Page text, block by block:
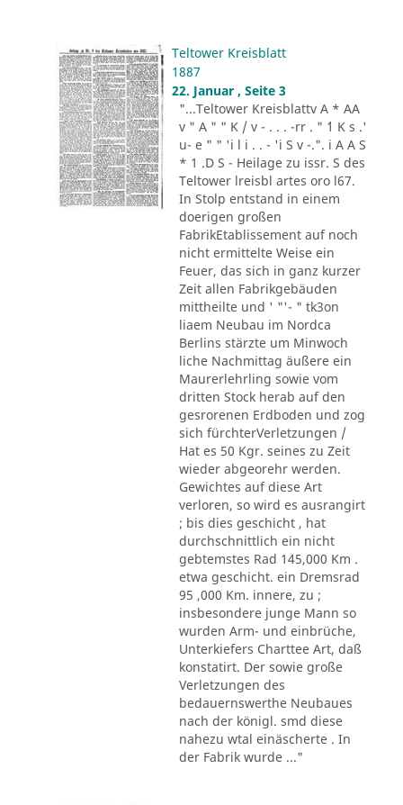
Teltower Kreisblatt
1887
22. Januar , Seite 3
"...Teltower Kreisblattv A * AA
v " A " " K / v - . . . -rr . " ´1 K s .'
u- e " " 'i l i . . - 'i S v -.". i A A S
* 1 .D S - Heilage zu issr. S des
Teltower lreisbl artes oro l67.
In Stolp entstand in einem
doerigen großen
FabrikEtablissement auf noch
nicht ermittelte Weise ein
Feuer, das sich in ganz kurzer
Zeit allen Fabrikgebäuden
mittheilte und ' "'- " tk3on
liaem Neubau im Nordca
Berlins stärzte um Minwoch
liche Nachmittag äußere ein
Maurerlehrling sowie vom
dritten Stock herab auf den
gesrorenen Erdboden und zog
sich fürchterVerletzungen /
Hat es 50 Kgr. seines zu Zeit
wieder abgeorehr werden.
Gewichtes auf diese Art
verloren, so wird es ausrangirt
; bis dies geschicht , hat
durchschnittlich ein nicht
gebtemstes Rad 145,000 Km .
etwa geschicht. ein Dremsrad
95 ,000 Km. innere, zu ;
insbesondere junge Mann so
wurden Arm- und einbrüche,
Unterkiefers Charttee Art, daß
konstatirt. Der sowie große
Verletzungen des
bedauernswerthe Neubaues
nach der königl. smd diese
nahezu wtal einäscherte . In
der Fabrik wurde ..."